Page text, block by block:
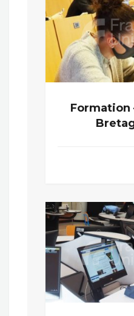
Formation